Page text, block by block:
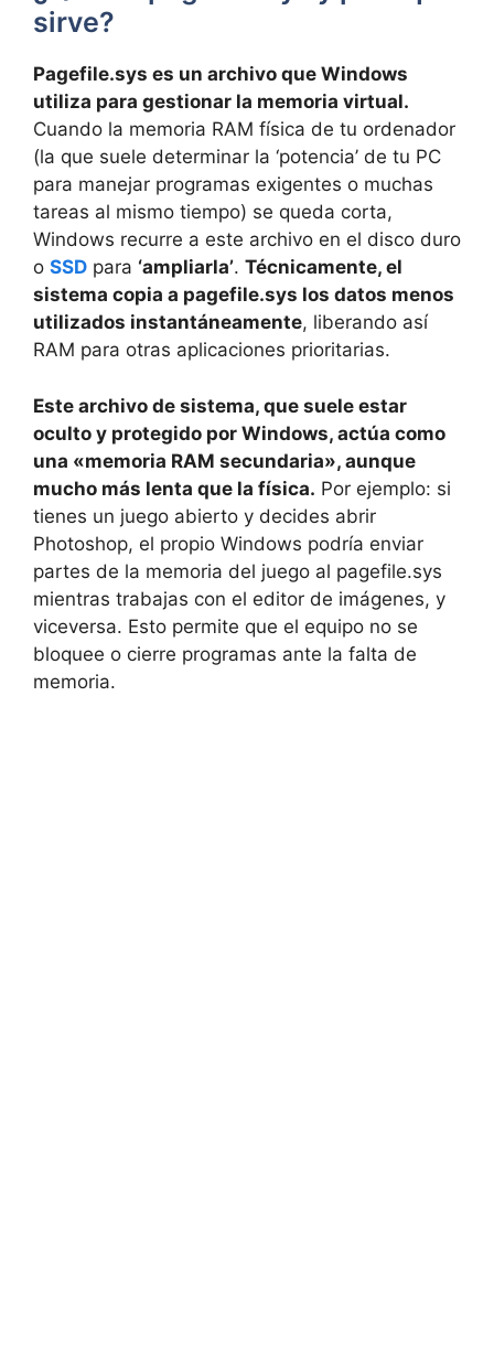
sirve?
Pagefile.sys es un archivo que Windows
utiliza para gestionar la memoria virtual.
Cuando la memoria RAM física de tu ordenador
(la que suele determinar la ‘potencia’ de tu PC
para manejar programas exigentes o muchas
tareas al mismo tiempo) se queda corta,
Windows recurre a este archivo en el disco duro
o SSD para ‘ampliarla’. Técnicamente, el
sistema copia a pagefile.sys los datos menos
utilizados instantáneamente, liberando así
RAM para otras aplicaciones prioritarias.
Este archivo de sistema, que suele estar
oculto y protegido por Windows, actúa como
una «memoria RAM secundaria», aunque
mucho más lenta que la física. Por ejemplo: si
tienes un juego abierto y decides abrir
Photoshop, el propio Windows podría enviar
partes de la memoria del juego al pagefile.sys
mientras trabajas con el editor de imágenes, y
viceversa. Esto permite que el equipo no se
bloquee o cierre programas ante la falta de
memoria.